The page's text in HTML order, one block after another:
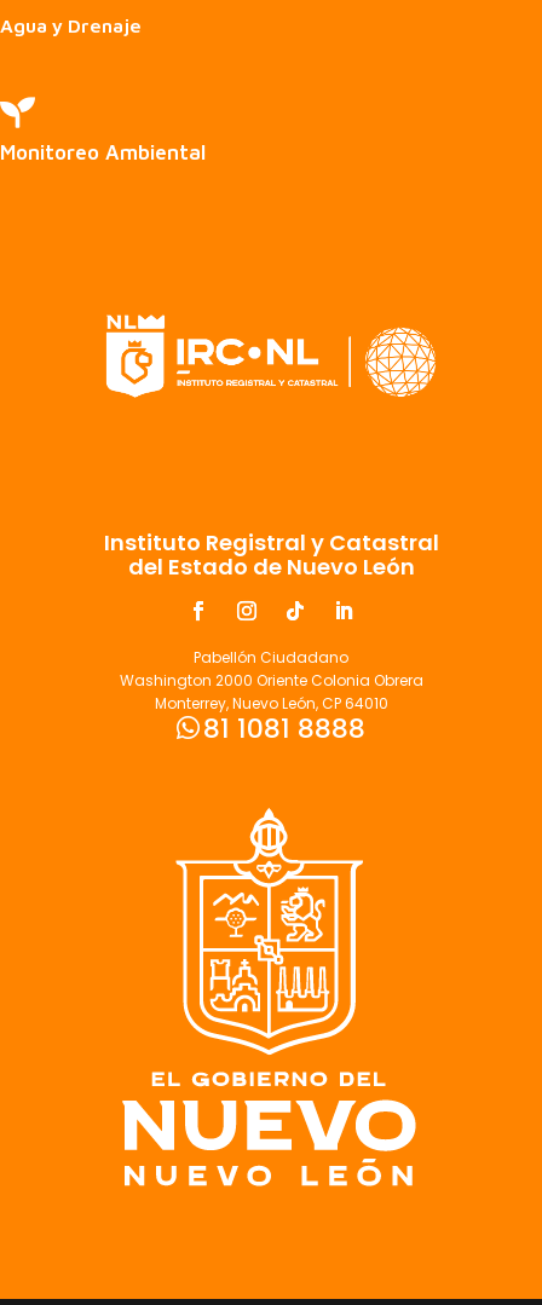
Agua y Drenaje

Monitoreo Ambiental
Instituto Registral y Catastral
del Estado de Nuevo León
Pabellón Ciudadano
Washington 2000 Oriente Colonia Obrera
Monterrey, Nuevo León, CP 64010
81 1081 8888